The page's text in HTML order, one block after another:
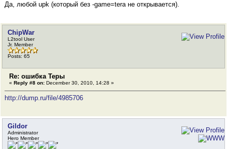
Да, любой upk (который без -game=tera не открывается).
ChipWar
L2tool User
Jr. Member
Posts: 65
Re: ошибка Теры
« Reply #8 on: December 30, 2010, 14:28 »
http://dump.ru/file/4985706
Gildor
Administrator
Hero Member